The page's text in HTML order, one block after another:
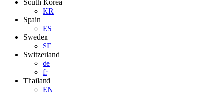
South Korea
KR
Spain
ES
Sweden
SE
Switzerland
de
fr
Thailand
EN